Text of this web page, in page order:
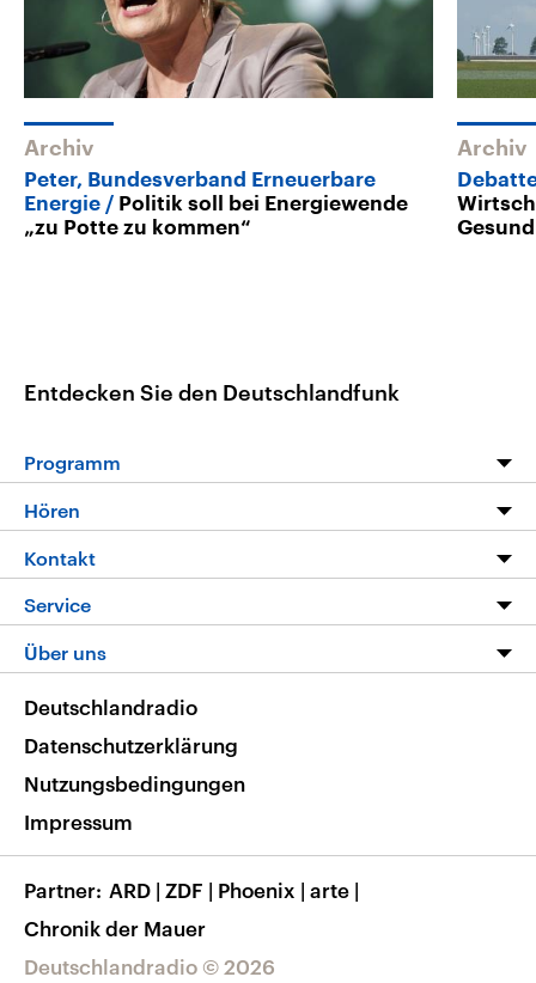
Archiv
Peter, Bundesverband Erneuerbare
Energie
Politik soll bei Energiewende
„zu Potte zu kommen“
Archiv
Entdecken Sie den Deutschlandfunk
Programm
Die Nachrichten
Nachrichtenleicht
Neue Beiträge auf dlf.de
Hören
Livestream
Podcasts
Deutschlandfunk App
Nachrichten App
Frequenzen
Kontakt
Hörerservice
Service
FAQ
Veranstaltungen
Musikliste
RSS
Über uns
Barrierefreiheit
Deutschlandradio © 2026
Deutschlandradio
Datenschutzerklärung
Nutzungsbedingungen
Impressum
Partner ARD | ZDF | Phoenix | arte |
Chronik der Mauer